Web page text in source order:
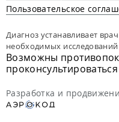
Пользовательское
Диагноз устанавливает
необходимых исследований
Возможны
Разработка и